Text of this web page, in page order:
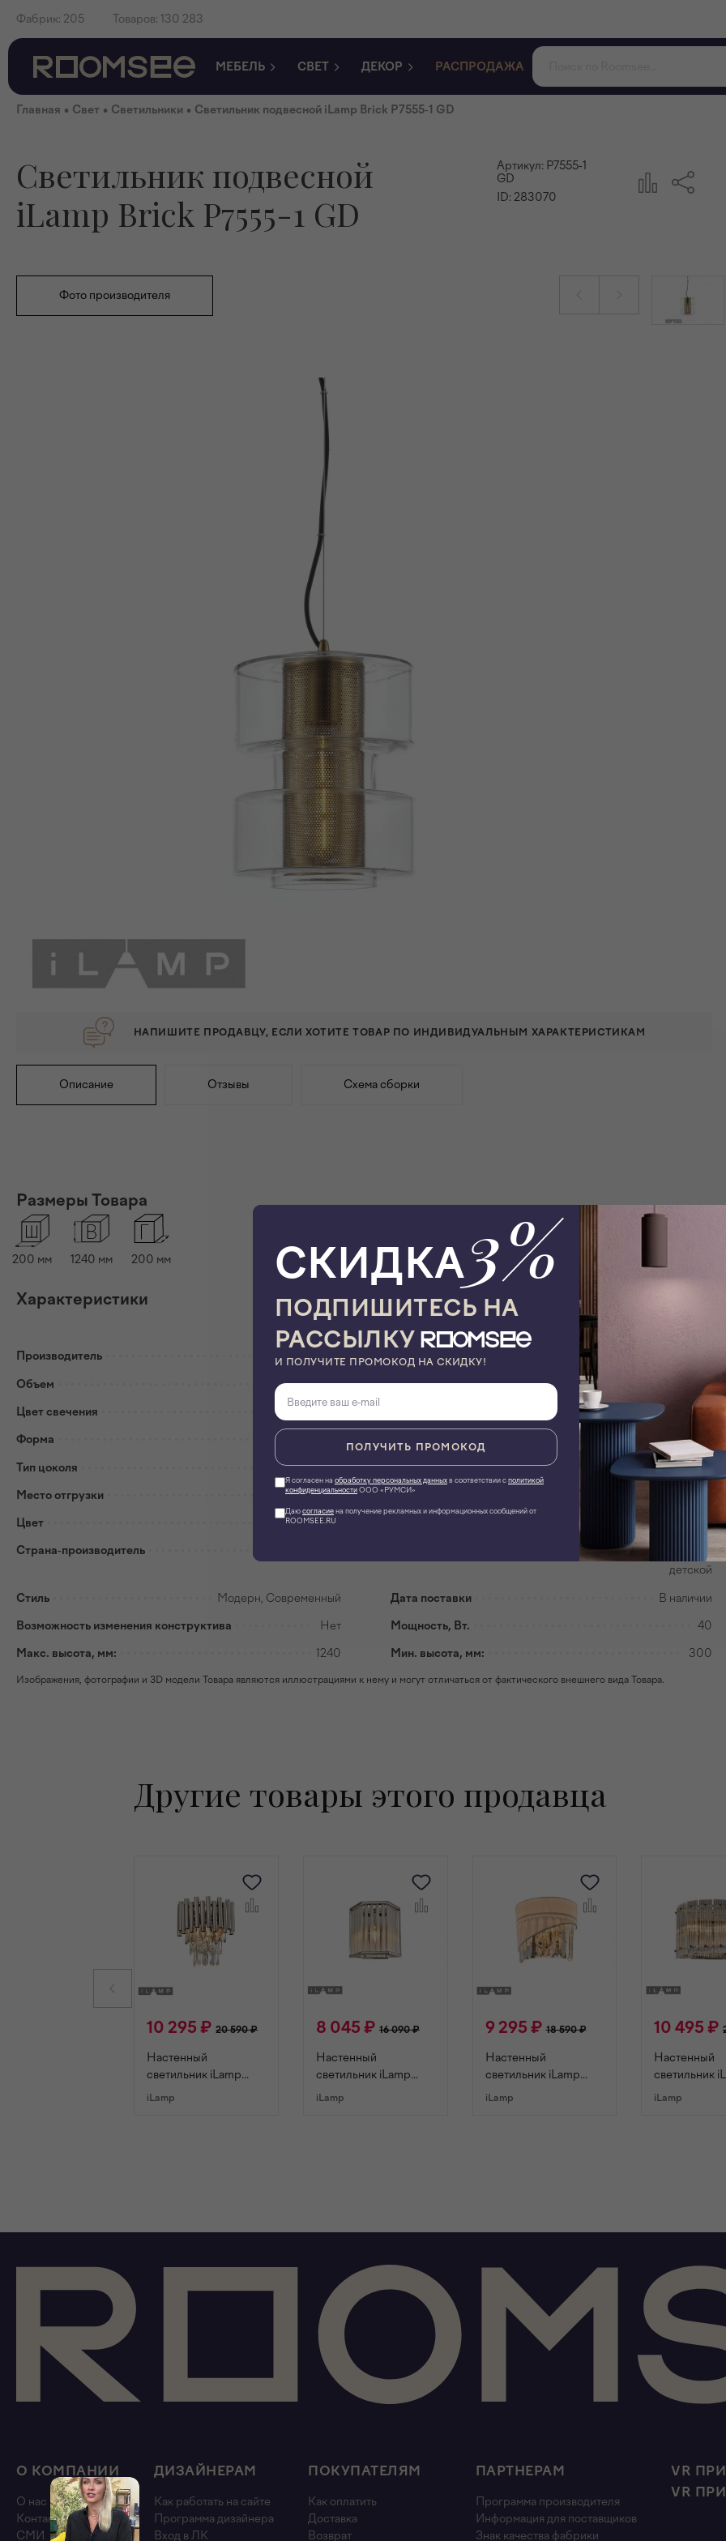
Фабрик: 205 Товаров: 130 283
МЕБЕЛЬ СВЕТ ДЕКОР РАСПРОДАЖА
Главная • Свет • Светильники • Светильник подвесной iLamp Brick P7555-1 GD
Светильник подвесной
iLamp Brick P7555-1 GD
Артикул: P7555-1
GD
ID: 283070
Фото производителя
НАПИШИТЕ ПРОДАВЦУ, ЕСЛИ ХОТИТЕ ТОВАР ПО ИНДИВИДУАЛЬНЫМ ХАРАКТЕРИСТИКАМ
Описание Отзывы Схема сборки
Размеры Товара
200 мм 1240 мм 200 мм
Характеристики
Производитель iLamp Вес, кг
Объем 0,02 м³ Материал арматуры Металл
Цвет свечения Белый теплый 1
Форма Максимальная площадь освещения 5 - 15 кв.м.
Тип цоколя E27 Материал плафона Стекло
Место отгрузки г. Москва Время производства Новодел
Цвет Золотистый Энергосберегающая
Страна-производитель
Для прихожей, Для спальни, Для кухни, Для
детской
Стиль Модерн, Современный Дата поставки В наличии
Возможность изменения конструктива Нет Мощность, Вт. 40
Макс. высота, мм: 1240 Мин. высота, мм: 300
Изображения, фотографии и 3D модели Товара являются иллюстрациями к нему и могут отличаться от фактического внешнего вида Товара.
Другие товары этого продавца
10 295 ₽ 20 590 ₽
Настенный
светильник iLamp
SAVAGE W9510-1
iLamp
8 045 ₽ 16 090 ₽
Настенный
светильник iLamp
RICH W9509-1
iLamp
9 295 ₽ 18 590 ₽
Настенный
светильник iLamp
CASA W9508-2
iLamp
10 495 ₽
Настенный
светильник
iLamp
О КОМПАНИИ
О нас
Контакты
СМИ
ДИЗАЙНЕРАМ
Как работать на сайте
Программа дизайнера
Вход в ЛК
ПОКУПАТЕЛЯМ
Как оплатить
Доставка
Возврат
ПАРТНЕРАМ
Программа производителя
Информация для поставщиков
Знак качества фабрики
VR
VR
СКИДКА3%
ПОДПИШИТЕСЬ НА
РАССЫЛКУ
И ПОЛУЧИТЕ ПРОМОКОД НА СКИДКУ!
ПОЛУЧИТЬ ПРОМОКОД
Я согласен на обработку персональных данныхв соответствии сполитикой
конфиденциальностиООО «РУМСИ»
Даюсогласиена получение рекламных и информационных сообщений от
ROOMSEE.RU